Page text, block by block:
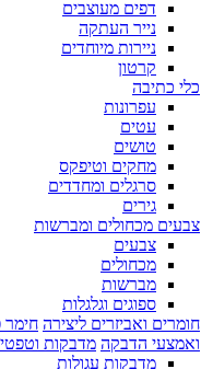
דפים מעוצבים
נייר העתקה
ניירות מיוחדים
קרטון
כלי כתיבה
עפרונות
עטים
טושים
מחקים וטיפקס
סרגלים ומחדדים
גירים
צבעים מכחולים ומברשות
צבעים
מכחולים
מברשות
ספוגים וגלגלות
חומרים ואביזרים ליצירה חימר
ואמצעי הדבקה מדבקות
מדבקות עגולות